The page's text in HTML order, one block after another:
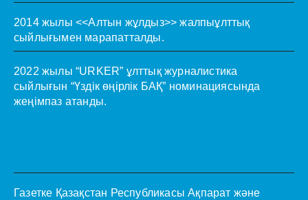
2014 жылы <<Алтын жұлдыз>> жалпыұлттық
сыйлығымен марапатталды.
2022 жылы “URKER” ұлттық журналистика
сыйлығын “Үздік өңірлік БАҚ” номинациясында
жеңімпаз атанды.
Газетке Қазақстан Республикасы Ақпарат және